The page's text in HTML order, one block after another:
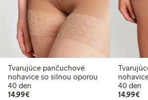
Tvarujúce pančuchové
nohavice so silnou oporou
40 den
14,99€14,99 €
40 den
14,99€